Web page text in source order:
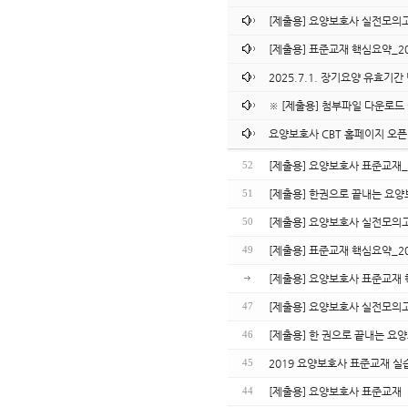
[제출용] 요양보호사 실전모의
[제출용] 표준교재 핵심요약
2025.7.1. 장기요양 유효기간
※ [제출용] 첨부파일 다운로
요양보호사 CBT 홈페이지 오픈
52 [제출용] 요양보호사 표준교재
51 [제출용] 한권으로 끝내는 요
50 [제출용] 요양보호사 실전모의
49 [제출용] 표준교재 핵심요약
[제출용] 요양보호사 표준교재
47 [제출용] 요양보호사 실전모의
46 [제출용] 한 권으로 끝내는 요
45 2019 요양보호사 표준교재 실
44 [제출용] 요양보호사 표준교재